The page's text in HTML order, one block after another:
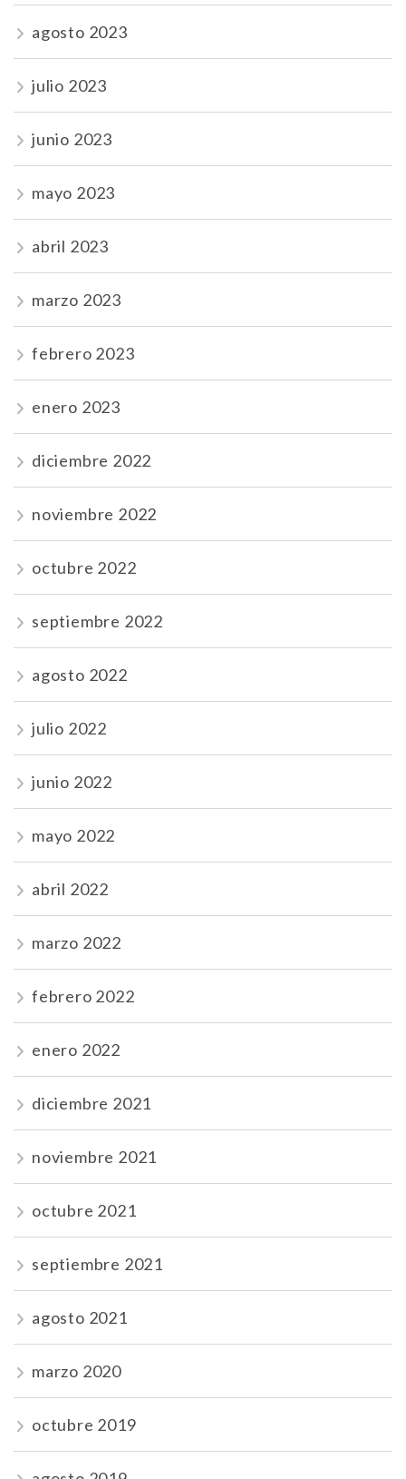
agosto 2023
julio 2023
junio 2023
mayo 2023
abril 2023
marzo 2023
febrero 2023
enero 2023
diciembre 2022
noviembre 2022
octubre 2022
septiembre 2022
agosto 2022
julio 2022
junio 2022
mayo 2022
abril 2022
marzo 2022
febrero 2022
enero 2022
diciembre 2021
noviembre 2021
octubre 2021
septiembre 2021
agosto 2021
marzo 2020
octubre 2019